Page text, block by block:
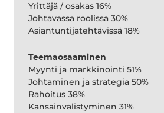
Yrittäjä / osakas 16%
Johtavassa roolissa 30%
Asiantuntijatehtävissä 18%
Teemaosaaminen
Myynti ja markkinointi 51%
Johtaminen ja strategia 50%
Rahoitus 38%
Kansainvälistyminen 31%